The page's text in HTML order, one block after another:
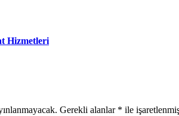
Hizmetleri
Gerekli alanlar * ile